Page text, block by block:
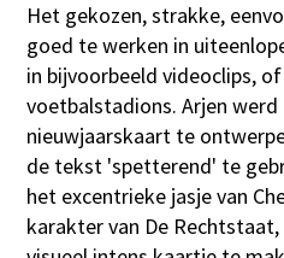
Het gekozen, strakke,
goed te werken in
in bijvoorbeeld videoclips,
voetbalstadions. Arjen
nieuwjaarskaart te
de tekst 'spetterend' te
het excentrieke jasje van
karakter van De